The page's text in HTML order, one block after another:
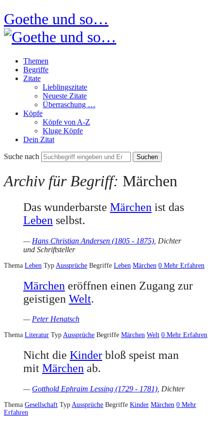
Goethe und so…
Themen
Begriffe
Zitate
Lieblingszitate
Neueste Zitate
Überraschung …
Köpfe
Köpfe von A-Z
Kluge Köpfe
Dein Zitat
Suche nach
Archiv für Begriff: Märchen
Das wunderbarste Märchen ist das
Leben selbst.
— Hans Christian Andersen (1805 - 1875) , Dichter
und Schriftsteller
Thema Leben Typ Aussprüche Begriffe Leben Märchen 0 Mehr Erfahren
Märchen eröffnen einen Zugang zur
geistigen Welt.
—Peter Henatsch
Thema Literatur Typ Aussprüche Begriffe Märchen Welt 0 Mehr Erfahren
Nicht die Kinder bloß speist man
mit Märchen ab.
— Gotthold Ephraim Lessing (1729 - 1781) , Dichter
Thema Gesellschaft Typ Aussprüche Begriffe Kinder Märchen 0 Mehr
Erfahren